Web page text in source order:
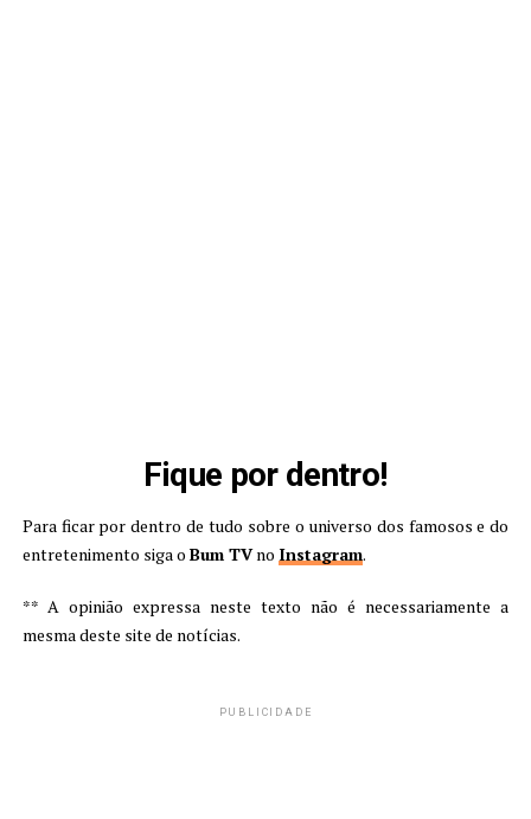
Fique por dentro!
Para ficar por dentro de tudo sobre o universo dos famosos e do
entretenimento siga o Bum TVno Instagram.
** A opinião expressa neste texto não é necessariamente a
mesma deste site de notícias.
PUBLICIDADE